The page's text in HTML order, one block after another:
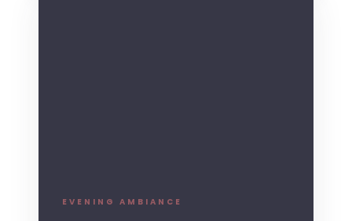
EVENING AMBIANCE